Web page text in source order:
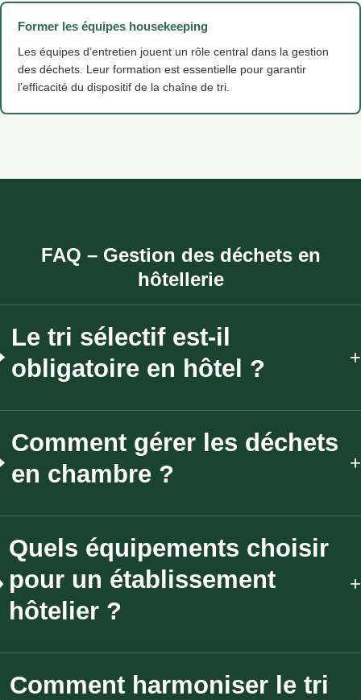
Former les équipes housekeeping
Les équipes d’entretien jouent un rôle central dans la gestion
des déchets. Leur formation est essentielle pour garantir
l’efficacité du dispositif de la chaîne de tri.
FAQ – Gestion des déchets en
hôtellerie
Le tri sélectif est-il
obligatoire en hôtel ?
Comment gérer les déchets
en chambre ?
Quels équipements choisir
pour un établissement
hôtelier ?
Comment harmoniser le tri